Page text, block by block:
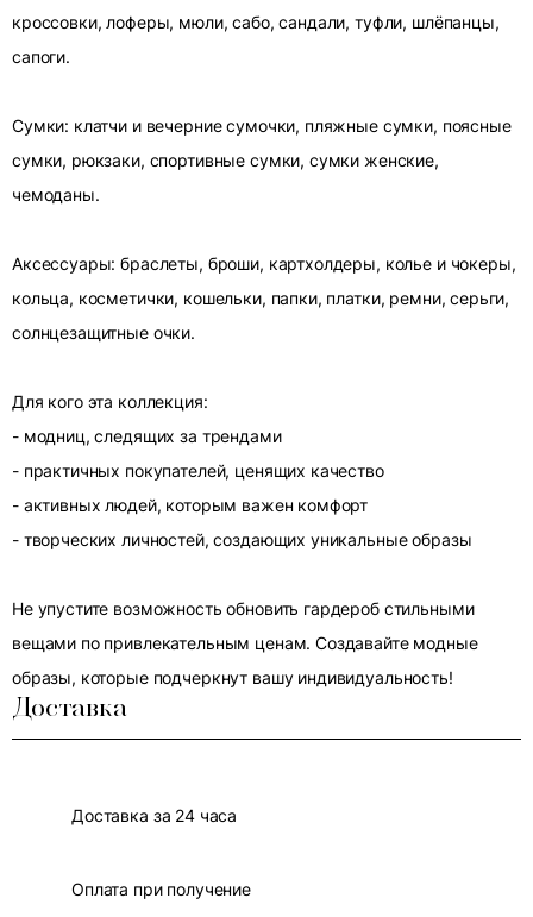
кроссовки, лоферы, мюли, сабо, сандали, туфли, шлёпанцы,
сапоги.
Сумки: клатчи и вечерние сумочки, пляжные сумки, поясные
сумки, рюкзаки, спортивные сумки, сумки женские,
чемоданы.
Аксессуары: браслеты, броши, картхолдеры, колье и чокеры,
кольца, косметички, кошельки, папки, платки, ремни, серьги,
солнцезащитные очки.
Для кого эта коллекция:
- модниц, следящих за трендами
- практичных покупателей, ценящих качество
- активных людей, которым важен комфорт
- творческих личностей, создающих уникальные образы
Не упустите возможность обновить гардероб стильными
вещами по привлекательным ценам. Создавайте модные
образы, которые подчеркнут вашу индивидуальность!
Доставка
Доставка за 24 часа
Оплата при получение